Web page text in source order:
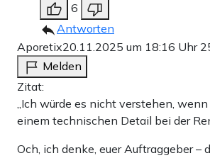
6
Antworten
Aporetix20.11.2025 um 18:16 Uhr
Melden
Zitat:
„Ich würde es nicht verstehen,
einem technischen Detail bei der
Och, ich denke, euer Auftraggeber –